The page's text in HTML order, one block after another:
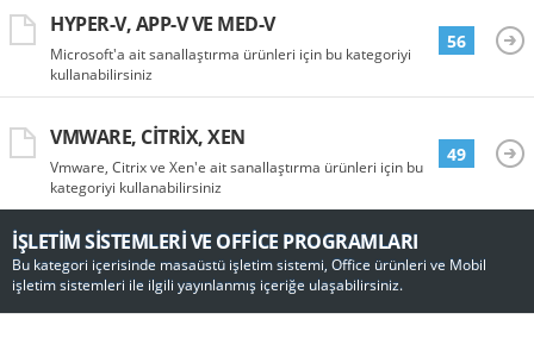
HYPER-V, APP-V VE MED-V
Microsoft'a ait sanallaştırma ürünleri için bu kategoriyi
kullanabilirsiniz
56
VMWARE, CITRIX, XEN
Vmware, Citrix ve Xen'e ait sanallaştırma ürünleri için bu
kategoriyi kullanabilirsiniz
49
İŞLETIM SISTEMLERI VE OFFICE PROGRAMLARI
Bu kategori içerisinde masaüstü işletim sistemi, Office ürünleri ve Mobil
işletim sistemleri ile ilgili yayınlanmış içeriğe ulaşabilirsiniz.